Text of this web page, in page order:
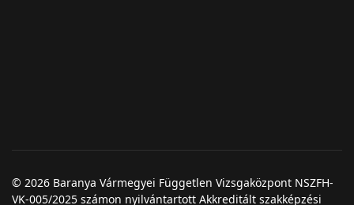
© 2026 Baranya Vármegyei Független Vizsgaközpont NSZFH-
VK-005/2025 számon nyilvántartott Akkreditált szakképzési